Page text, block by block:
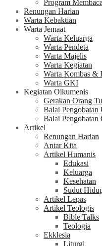
Program
Renungan Harian
Warta Kebaktian
Warta Jemaat
Warta Keluarga
Warta Pendeta
Warta Majelis
Warta Kegiatan
Warta Kombas &
Warta GKI
Kegiatan Oikumenis
Gerakan Orang
Balai Pengobatan
Balai Pengobatan
Artikel
Renungan Harian
Antar Kita
Artikel Humanis
Edukasi
Keluarga
Kesehatan
Sudut
Artikel Lepas
Artikel Teologis
Bible Talks
Teologia
Ekklesia
Liturgi